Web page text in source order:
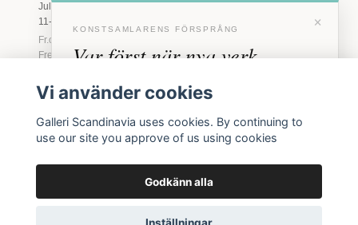
Juli: Tis 11-18 · Lör
11-16
Fr.o.m. augusti: Tis-
Fre 11-18 · Lör 11-
Marstrand
2026
Tis-Fre 11-18 ·
×
KONSTSAMLARENS FÖRSPRÅNG
Var först när nya verk
anländer
inbjudningar till vernissage, innan vi annonserar
offentligt.
Inga erbjudanden. Bara konst som faktiskt säljs.
Vi använder cookies
Galleri Scandinavia uses cookies. By continuing to
use our site you approve of us using cookies
Godkänn alla